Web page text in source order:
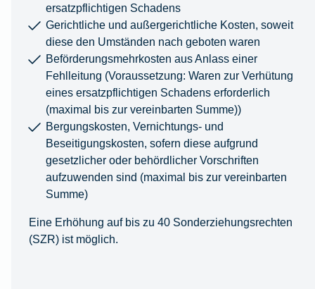
ersatzpflichtigen Schadens
Gerichtliche und außergerichtliche Kosten, soweit
diese den Umständen nach geboten waren
Beförderungsmehrkosten aus Anlass einer
Fehlleitung (Voraussetzung: Waren zur Verhütung
eines ersatzpflichtigen Schadens erforderlich
(maximal bis zur vereinbarten Summe))
Bergungskosten, Vernichtungs- und
Beseitigungskosten, sofern diese aufgrund
gesetzlicher oder behördlicher Vorschriften
aufzuwenden sind (maximal bis zur vereinbarten
Summe)
Eine Erhöhung auf bis zu 40 Sonderziehungsrechten
(SZR) ist möglich.